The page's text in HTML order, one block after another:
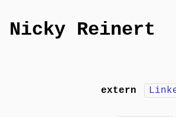
Nicky Reinert
extern